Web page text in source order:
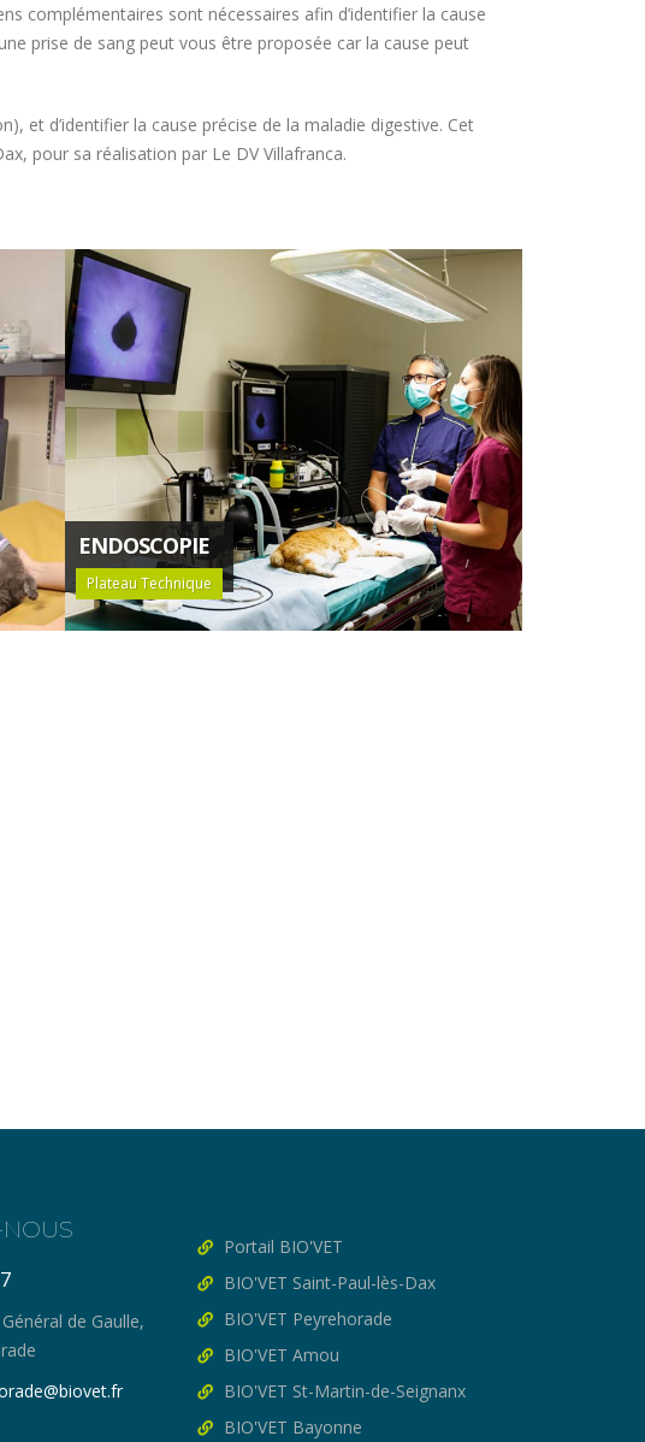
complémentaires sont nécessaires afin d’identifier la cause
prise de sang peut vous être proposée car la cause peut
et d’identifier la cause précise de la maladie digestive. Cet
pour sa réalisation par Le DV Villafranca.
ENDOSCOPIE
Plateau Technique
de Gaulle,
Portail BIO'VET
BIO'VET Saint-Paul-lès-Dax
BIO'VET Peyrehorade
BIO'VET Amou
BIO'VET St-Martin-de-Seignanx
BIO'VET Bayonne